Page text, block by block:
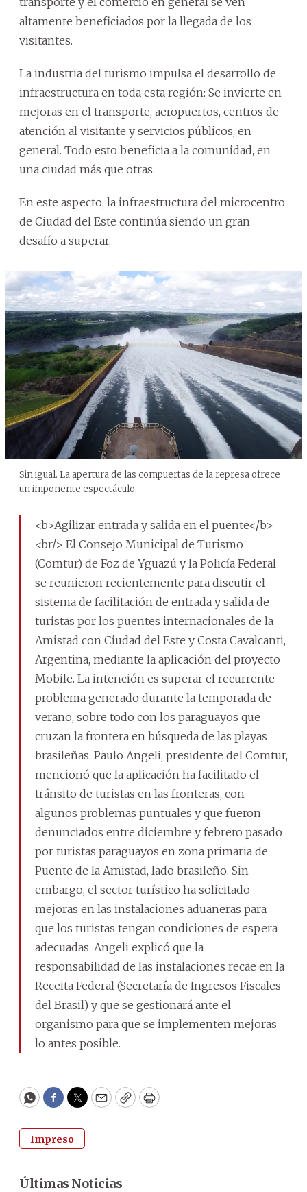
altamente beneficiados por la llegada de los
visitantes.
La industria del turismo impulsa el desarrollo de
infraestructura en toda esta región: Se invierte en
mejoras en el transporte, aeropuertos, centros de
atención al visitante y servicios públicos, en
general. Todo esto beneficia a la comunidad, en
una ciudad más que otras.
En este aspecto, la infraestructura del microcentro
de Ciudad del Este continúa siendo un gran
desafío a superar.
Sin igual. La apertura de las compuertas de la represa ofrece
un imponente espectáculo.
<b>Agilizar entrada y salida en el puente</b>
<br/> El Consejo Municipal de Turismo
(Comtur) de Foz de Yguazú y la Policía Federal
se reunieron recientemente para discutir el
sistema de facilitación de entrada y salida de
turistas por los puentes internacionales de la
Amistad con Ciudad del Este y Costa Cavalcanti,
Argentina, mediante la aplicación del proyecto
Mobile. La intención es superar el recurrente
problema generado durante la temporada de
verano, sobre todo con los paraguayos que
cruzan la frontera en búsqueda de las playas
brasileñas. Paulo Angeli, presidente del Comtur,
mencionó que la aplicación ha facilitado el
tránsito de turistas en las fronteras, con
algunos problemas puntuales y que fueron
denunciados entre diciembre y febrero pasado
por turistas paraguayos en zona primaria de
Puente de la Amistad, lado brasileño. Sin
embargo, el sector turístico ha solicitado
mejoras en las instalaciones aduaneras para
que los turistas tengan condiciones de espera
adecuadas. Angeli explicó que la
responsabilidad de las instalaciones recae en la
Receita Federal (Secretaría de Ingresos Fiscales
del Brasil) y que se gestionará ante el
organismo para que se implementen mejoras
lo antes posible.
WhatsApp
Facebook
Twitter
EmailCopyPrint
Impreso
Últimas Noticias